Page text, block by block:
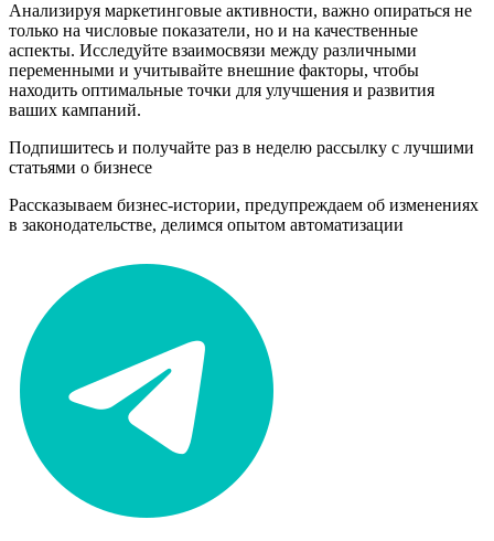
Анализируя маркетинговые активности, важно опираться не
только на числовые показатели, но и на качественные
аспекты. Исследуйте взаимосвязи между различными
переменными и учитывайте внешние факторы, чтобы
находить оптимальные точки для улучшения и развития
ваших кампаний.
Подпишитесь и получайте раз в неделю рассылку с лучшими
статьями о бизнесе
Рассказываем бизнес-истории, предупреждаем об изменениях
в законодательстве, делимся опытом автоматизации